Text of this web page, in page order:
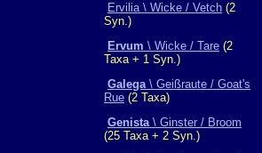
Ervilia \ Wicke / Vetch (2
Syn.)
Ervum \ Wicke / Tare (2
Taxa + 1 Syn.)
Galega\ Geißraute / Goat's
Rue (2 Taxa)
Genista\ Ginster / Broom
(25 Taxa + 2 Syn.)